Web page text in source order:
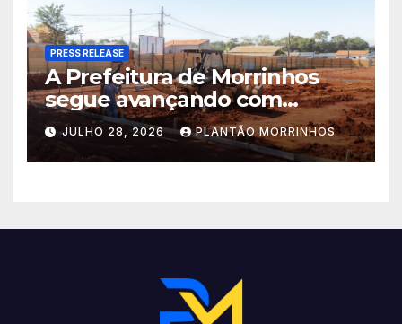
PRESS RELEASE
A Prefeitura de Morrinhos
segue avançando com
importantes investimentos
no Setor Arca de Noé.
JULHO 28, 2026 PLANTÃO MORRINHOS